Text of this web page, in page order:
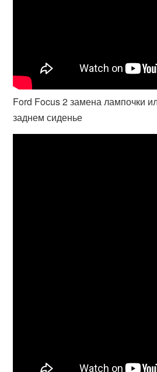
Ford Focus 2 замена лампочки
заднем сиденье